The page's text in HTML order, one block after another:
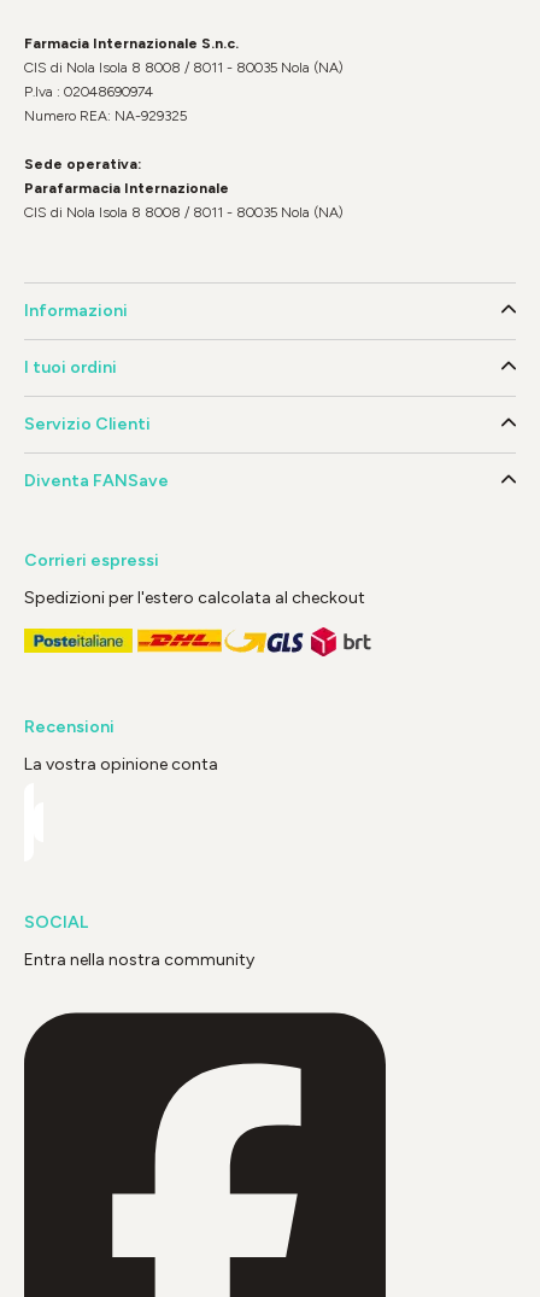
Farmacia Internazionale S.n.c.
CIS di Nola Isola 8 8008 / 8011 - 80035 Nola (NA)
P.Iva : 02048690974
Numero REA: NA-929325
Sede operativa:
Parafarmacia Internazionale
CIS di Nola Isola 8 8008 / 8011 - 80035 Nola (NA)
Informazioni
I tuoi ordini
Servizio Clienti
Diventa FANSave
Corrieri espressi
Spedizioni per l'estero calcolata al checkout
Recensioni
La vostra opinione conta
SOCIAL
Entra nella nostra community